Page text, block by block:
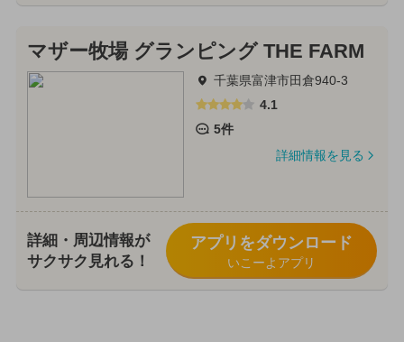
マザー牧場 グランピング THE FARM
千葉県富津市田倉940-3
4.1
5件
詳細情報を見る
詳細・周辺情報が
サクサク見れる！
アプリをダウンロード
いこーよアプリ